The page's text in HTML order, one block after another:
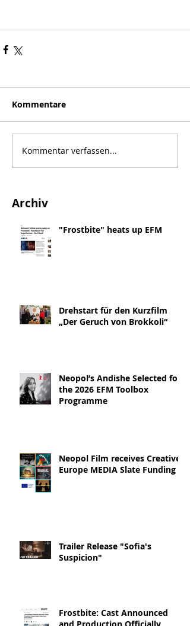
Kommentare
Kommentar verfassen...
Archiv
"Frostbite" heats up EFM
Drehstart für den Kurzfilm
„Der Geruch von Brokkoli“
Neopol’s Andishe Selected for
the 2026 EFM Toolbox
Programme
Neopol Film receives Creative
Europe MEDIA Slate Funding
Trailer Release "Sofia's
Suspicion"
Frostbite: Cast Announced